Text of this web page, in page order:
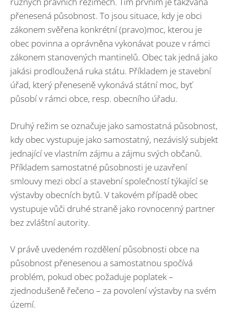
přenesená působnost. To jsou situace, kdy je obci
zákonem svěřena konkrétní (pravo)moc, kterou je
obec povinna a oprávněna vykonávat pouze v rámci
zákonem stanovených mantinelů. Obec tak jedná jako
jakási prodloužená ruka státu. Příkladem je stavební
úřad, který přeneseně vykonává státní moc, byť
působí v rámci obce, resp. obecního úřadu.
Druhý režim se označuje jako samostatná působnost,
kdy obec vystupuje jako samostatný, nezávislý subjekt
jednající ve vlastním zájmu a zájmu svých občanů.
Příkladem samostatné působnosti je uzavření
smlouvy mezi obcí a stavební společností týkající se
výstavby obecních bytů. V takovém případě obec
vystupuje vůči druhé straně jako rovnocenný partner
bez zvláštní autority.
V právě uvedeném rozdělení působnosti obce na
působnost přenesenou a samostatnou spočívá
problém, pokud obec požaduje poplatek –
zjednodušeně řečeno – za povolení výstavby na svém
území.